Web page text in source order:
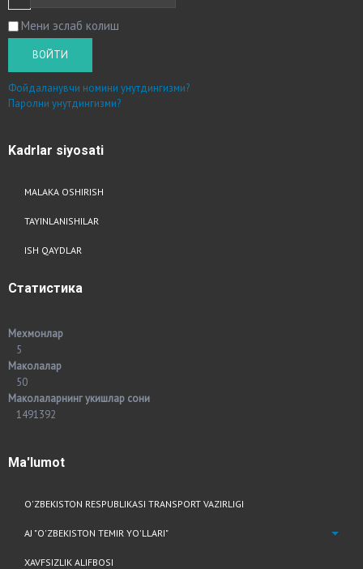
Мени эслаб колиш
ВОЙТИ
Фойдаланувчи номини унутдингизми?
Паролни унутдингизми?
Kadrlar siyosati
MALAKA OSHIRISH
TAYINLANISHILAR
ISH QAYDLAR
Статистика
Мехмонлар
5
Маколалар
50
Маколаларнинг укишлар сони
1491392
Ma'lumot
O'ZBEKISTON RESPUBLIKASI TRANSPORT VAZIRLIGI
AJ "O'ZBEKISTON TEMIR YO'LLARI"
XAVFSIZLIK ALIFBOSI